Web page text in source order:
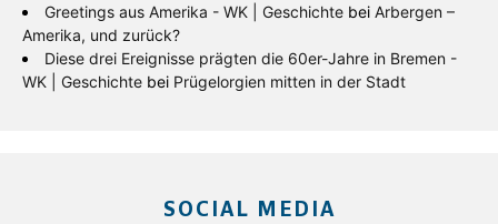
Greetings aus Amerika - WK | Geschichte bei Arbergen –
Amerika, und zurück?
Diese drei Ereignisse prägten die 60er-Jahre in Bremen -
WK | Geschichte bei Prügelorgien mitten in der Stadt
SOCIAL MEDIA